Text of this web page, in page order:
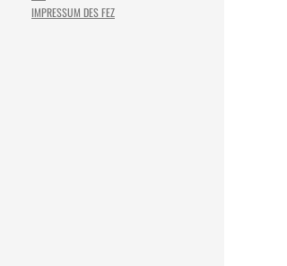
IMPRESSUM DES FEZ